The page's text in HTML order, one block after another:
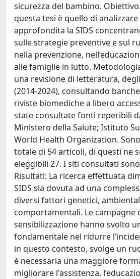
sicurezza del bambino.
questa tesi è quello di
approfondita la SIDS
sulle strategie preventive e sul
nella prevenzione,
alle famiglie in lutto.
una revisione di letteratura,
(2014-2024), consultando
riviste biomediche a libero
state consultate fonti reperibili
Ministero della Salute; Istituto
World Health Organization.
totale di 54 articoli, di questi ne
eleggibili 27. I siti consultati
Risultati: La ricerca effettuata
SIDS sia dovuta ad una
diversi fattori genetici,
comportamentali. Le campagne
sensibilizzazione hanno svolto
fondamentale nel ridurre
in questo contesto, svolge un
è necessaria una maggiore
migliorare l'assistenza,